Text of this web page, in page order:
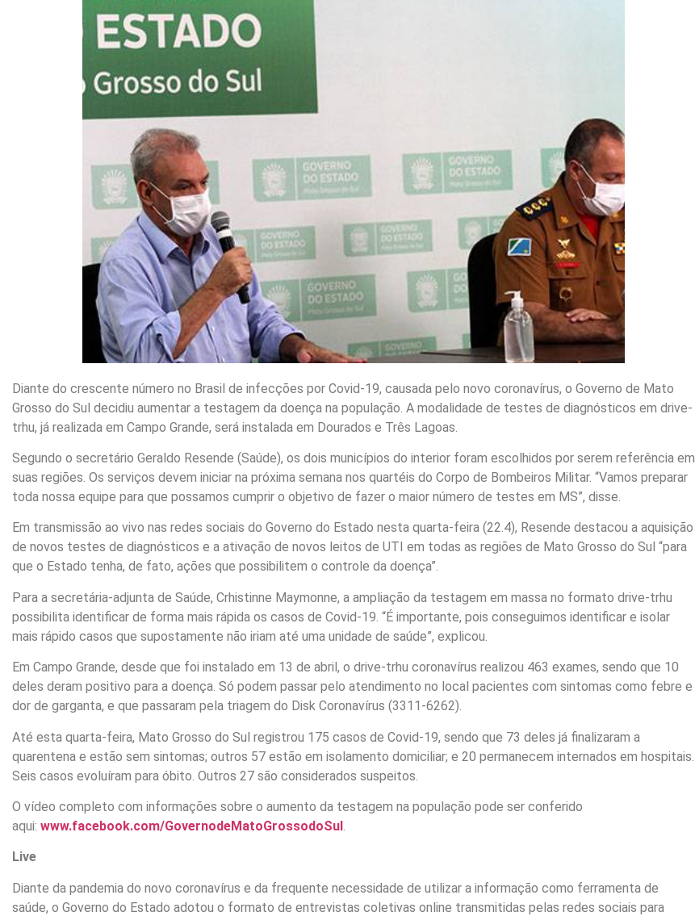
Diante do crescente número no Brasil de infecções por Covid-19, causada pelo novo coronavírus, o Governo de Mato
Grosso do Sul decidiu aumentar a testagem da doença na população. A modalidade de testes de diagnósticos em drive-
trhu, já realizada em Campo Grande, será instalada em Dourados e Três Lagoas.
Segundo o secretário Geraldo Resende (Saúde), os dois municípios do interior foram escolhidos por serem referência em
suas regiões. Os serviços devem iniciar na próxima semana nos quartéis do Corpo de Bombeiros Militar. “Vamos preparar
toda nossa equipe para que possamos cumprir o objetivo de fazer o maior número de testes em MS”, disse.
Em transmissão ao vivo nas redes sociais do Governo do Estado nesta quarta-feira (22.4), Resende destacou a aquisição
de novos testes de diagnósticos e a ativação de novos leitos de UTI em todas as regiões de Mato Grosso do Sul “para
que o Estado tenha, de fato, ações que possibilitem o controle da doença”.
Para a secretária-adjunta de Saúde, Crhistinne Maymonne, a ampliação da testagem em massa no formato drive-trhu
possibilita identificar de forma mais rápida os casos de Covid-19. “É importante, pois conseguimos identificar e isolar
mais rápido casos que supostamente não iriam até uma unidade de saúde”, explicou.
Em Campo Grande, desde que foi instalado em 13 de abril, o drive-trhu coronavírus realizou 463 exames, sendo que 10
deles deram positivo para a doença. Só podem passar pelo atendimento no local pacientes com sintomas como febre e
dor de garganta, e que passaram pela triagem do Disk Coronavírus (3311-6262).
Até esta quarta-feira, Mato Grosso do Sul registrou 175 casos de Covid-19, sendo que 73 deles já finalizaram a
quarentena e estão sem sintomas; outros 57 estão em isolamento domiciliar; e 20 permanecem internados em hospitais.
Seis casos evoluíram para óbito. Outros 27 são considerados suspeitos.
O vídeo completo com informações sobre o aumento da testagem na população pode ser conferido
aqui: www.facebook.com/GovernodeMatoGrossodoSul.
Live
Diante da pandemia do novo coronavírus e da frequente necessidade de utilizar a informação como ferramenta de
saúde, o Governo do Estado adotou o formato de entrevistas coletivas online transmitidas pelas redes sociais para